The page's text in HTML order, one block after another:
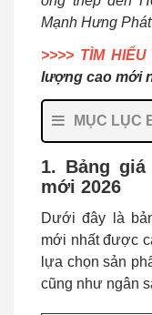
Mạnh Hưng
>>>> TÌM HIỂU
lượng cao mới
MỤC LỤC
1. Bảng
mới 2026
Dưới đây là
mới nhất được
lựa chọn sản
cũng như ngân